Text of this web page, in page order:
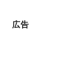
広告